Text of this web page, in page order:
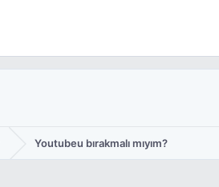
Youtubeu bırakmalı mıyım?